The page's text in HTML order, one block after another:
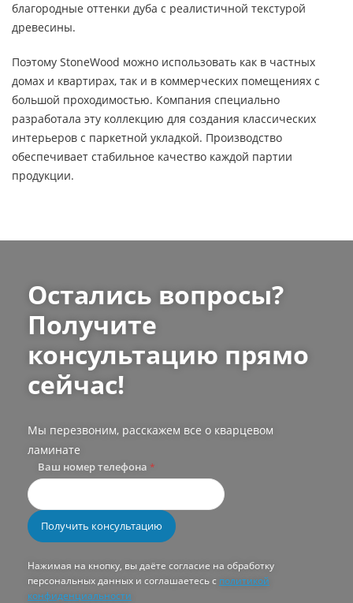
благородные оттенки дуба с реалистичной текстурой
древесины.
Поэтому StoneWood можно использовать как в частных
домах и квартирах, так и в коммерческих помещениях с
большой проходимостью. Компания специально
разработала эту коллекцию для создания классических
интерьеров с паркетной укладкой. Производство
обеспечивает стабильное качество каждой партии
продукции.
Остались вопросы?
Получите
консультацию прямо
сейчас!
Мы перезвоним, расскажем все о кварцевом
ламинате
Ваш номер телефона *
Нажимая на кнопку, вы даёте согласие на обработку
персональных данных и соглашаетесь с политикой
конфиденциальности